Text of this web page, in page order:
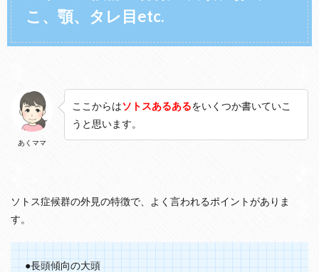
の
特
、
お
で
こ
、
目
c
.
こ、顎、タレ目etc.
あくママ
ここからはソトスあるあるをいくつか書いていこ
うと思います。
ソトス症候群の外見の特徴で、よく言われるポイントがありま
す。
●長頭傾向の大頭